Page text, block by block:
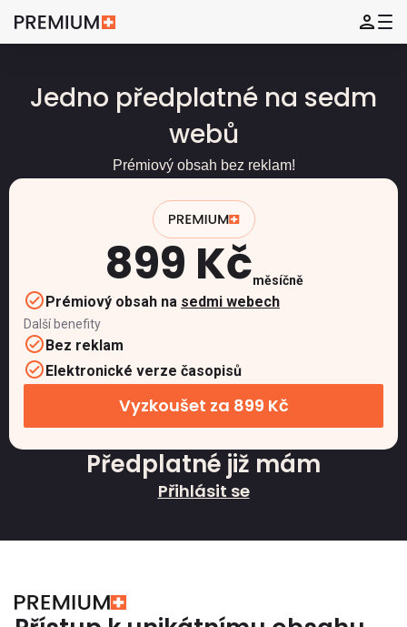
Jedno předplatné na sedm
webů
Prémiový obsah bez reklam!
899 Kčměsíčně
Prémiový obsah na sedmi webech
Další benefity
Bez reklam
Elektronické verze časopisů
Vyzkoušet za 899 Kč
Předplatné již mám
Přihlásit se